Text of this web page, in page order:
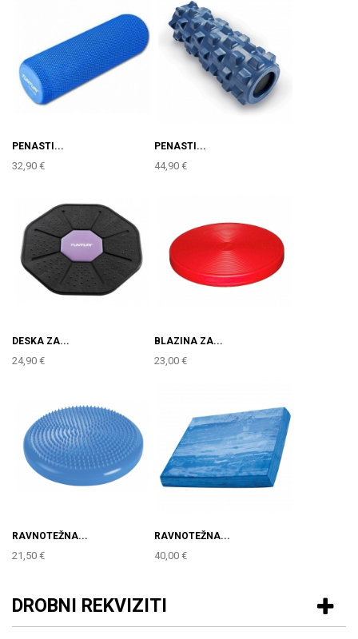
PENASTI...
32,90 €
PENASTI...
44,90 €
DESKA ZA...
24,90 €
BLAZINA ZA...
23,00 €
RAVNOTEŽNA...
21,50 €
RAVNOTEŽNA...
40,00 €
DROBNI REKVIZITI